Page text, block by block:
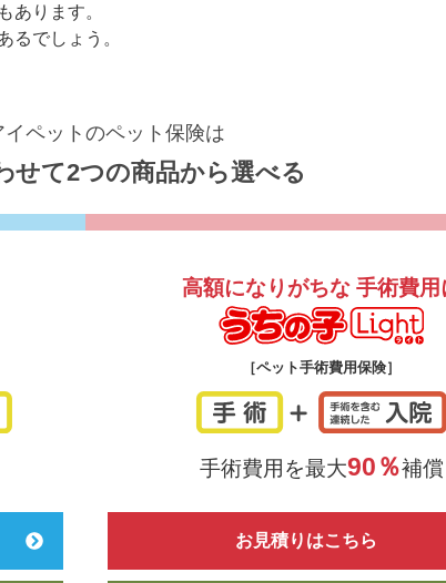
あります。
るでしょう。
イペットのペット保険は
せて2つの商品から選べる
高額になりがちな手術費用
［ペット手術費用保険］
手術費用を最大90％補償
お見積りはこちら